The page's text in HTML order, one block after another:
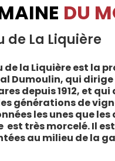
DU
de La Liquière
de la Liquière est la
Dumoulin, qui
depuis 1912, et qui
générations de
les unes que les
est très morcelé. Il
au milieu de la